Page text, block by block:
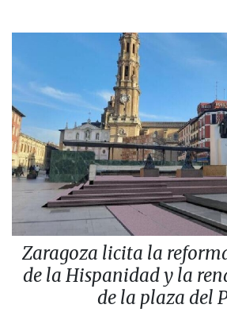
Zaragoza licita la
de la Hispanidad y la
de la plaza del